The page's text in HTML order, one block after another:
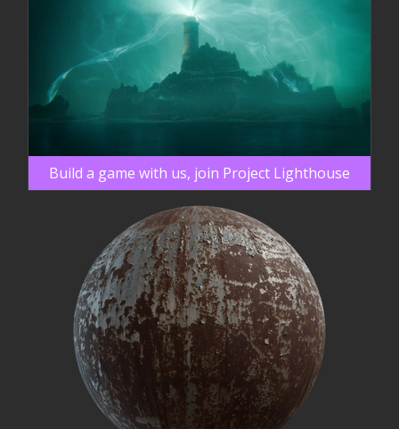
Build a game with us, join Project Lighthouse